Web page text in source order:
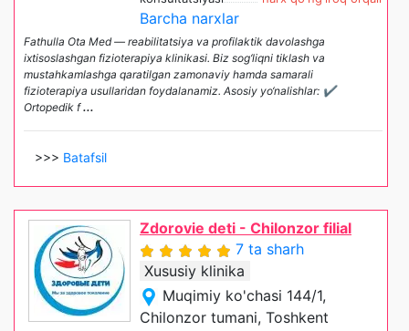
Barcha narxlar
Fathulla Ota Med — reabilitatsiya va profilaktik davolashga
ixtisoslashgan fizioterapiya klinikasi. Biz sog‘liqni tiklash va
mustahkamlashga qaratilgan zamonaviy hamda samarali
fizioterapiya usullaridan foydalanamiz. Asosiy yo‘nalishlar: ✔
Ortopedik f...
>>> Batafsil
Zdorovie deti - Chilonzor filial
7 ta sharh
Xususiy klinika
Muqimiy ko'chasi 144/1,
Chilonzor tumani, Toshkent